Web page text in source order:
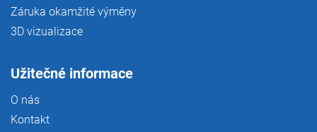
Záruka okamžité výměny
3D vizualizace
Užitečné informace
O nás
Kontakt